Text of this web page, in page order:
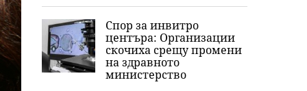
Спор за инвитро
центъра: Организации
скочиха срещу промени
на здравното
министерство